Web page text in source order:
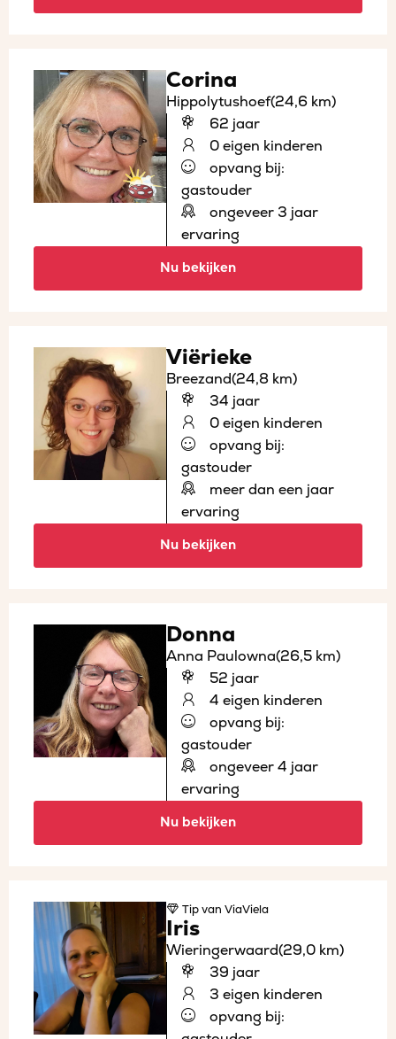
Corina
Hippolytushoef(24,6 km)
62 jaar
0 eigen kinderen
opvang bij:
gastouder
ongeveer 3 jaar
ervaring
Nu bekijken
Viërieke
Breezand(24,8 km)
34 jaar
0 eigen kinderen
opvang bij:
gastouder
meer dan een jaar
ervaring
Nu bekijken
Donna
Anna Paulowna(26,5 km)
52 jaar
4 eigen kinderen
opvang bij:
gastouder
ongeveer 4 jaar
ervaring
Nu bekijken
Tipvan ViaViela
Iris
Wieringerwaard(29,0 km)
39 jaar
3 eigen kinderen
opvang bij: